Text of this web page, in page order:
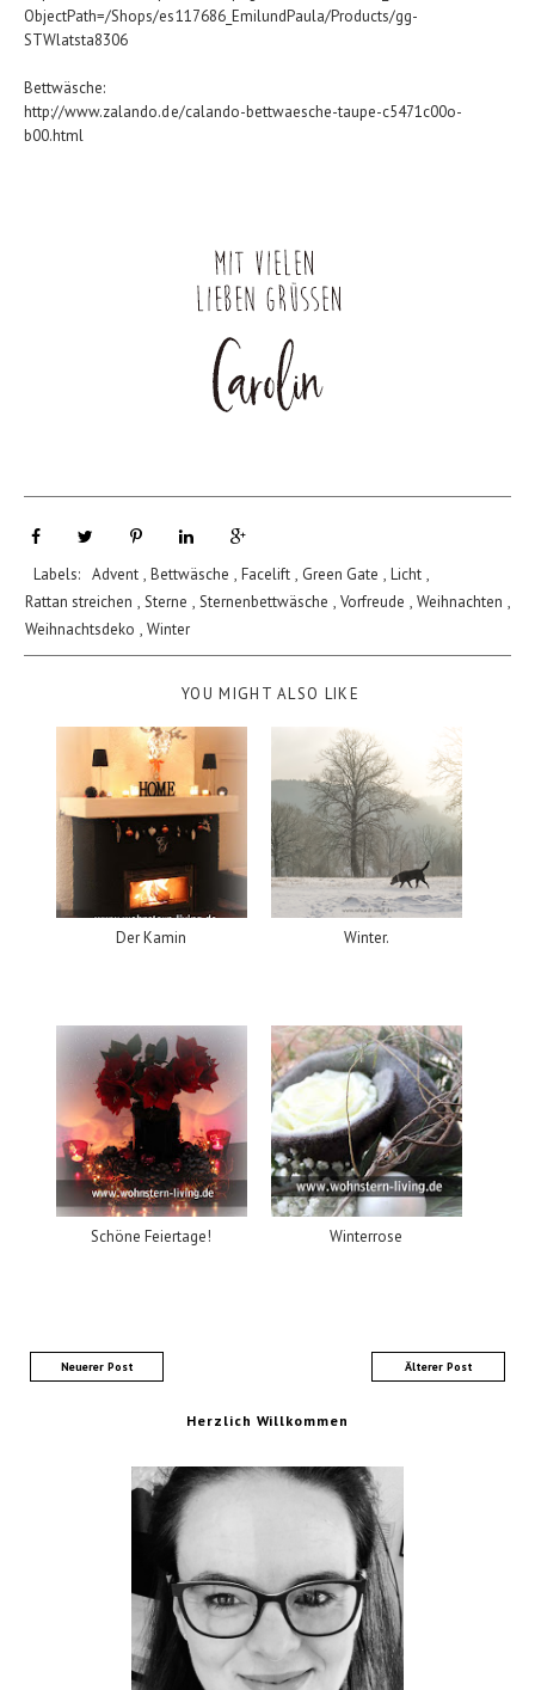
ObjectPath=/Shops/es117686_EmilundPaula/Products/gg-
STWlatsta8306
Bettwäsche:
http://www.zalando.de/calando-bettwaesche-taupe-c5471c00o-
b00.html
Labels: Advent , Bettwäsche , Facelift , Green Gate , Licht ,
Rattan streichen , Sterne , Sternenbettwäsche , Vorfreude , Weihnachten ,
Weihnachtsdeko , Winter
YOU MIGHT ALSO LIKE
Der Kamin Winter.
Schöne Feiertage! Winterrose
Neuerer Post Älterer Post
Herzlich Willkommen